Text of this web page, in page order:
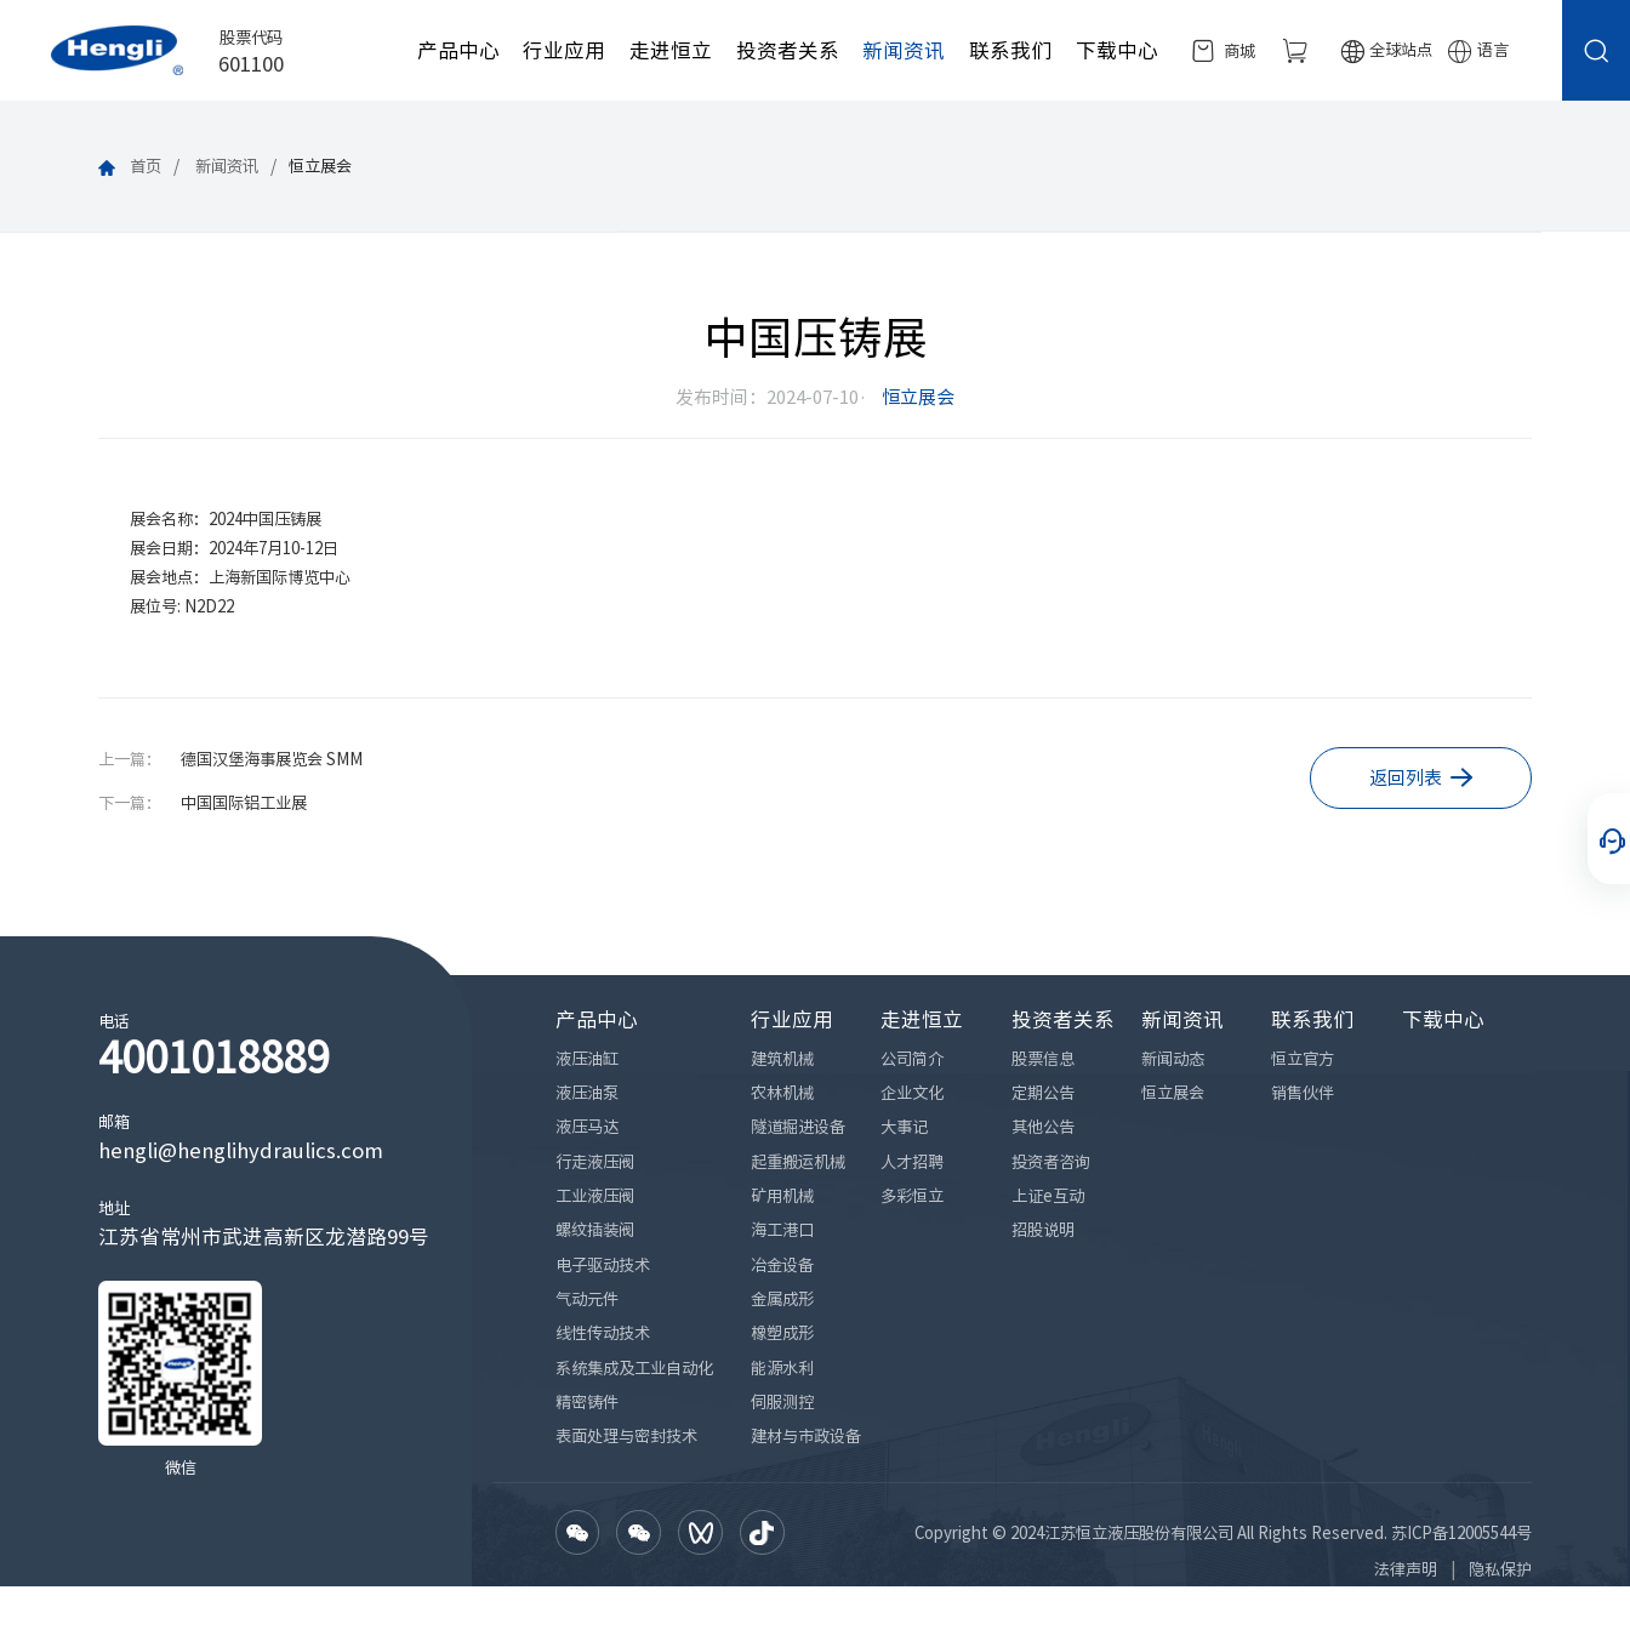
股票代码
601100
产品中心 行业应用 走进恒立 投资者关系 新闻资讯 联系我们 下载中心 商城 全球站点 语言
首页 新闻资讯 恒立展会
中国压铸展
发布时间：2024-07-10· 恒立展会
展会名称：2024中国压铸展
展会日期：2024年7月10-12日
展会地点：上海新国际博览中心
展位号: N2D22
返回列表
上一篇： 德国汉堡海事展览会 SMM
下一篇： 中国国际铝工业展
电话
4001018889
邮箱
hengli@henglihydraulics.com
地址
江苏省常州市武进高新区龙潜路99号
微信
产品中心
液压油缸
液压油泵
液压马达
行走液压阀
工业液压阀
螺纹插装阀
电子驱动技术
气动元件
线性传动技术
系统集成及工业自动化
精密铸件
表面处理与密封技术
行业应用
建筑机械
农林机械
隧道掘进设备
起重搬运机械
矿用机械
海工港口
冶金设备
金属成形
橡塑成形
能源水利
伺服测控
建材与市政设备
走进恒立
公司简介
企业文化
大事记
人才招聘
多彩恒立
投资者关系
股票信息
定期公告
其他公告
投资者咨询
上证e互动
招股说明
新闻资讯
新闻动态
恒立展会
联系我们
恒立官方
销售伙伴
下载中心
Copyright © 2024江苏恒立液压股份有限公司 All Rights Reserved. 苏ICP备12005544号
法律声明 隐私保护